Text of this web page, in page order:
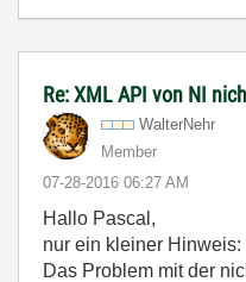
Re: XML API von NI
WalterNehr
Member
‎07-28-2016 06:27 AM
Hallo Pascal,
nur ein kleiner Hinweis:
Das Problem mit der